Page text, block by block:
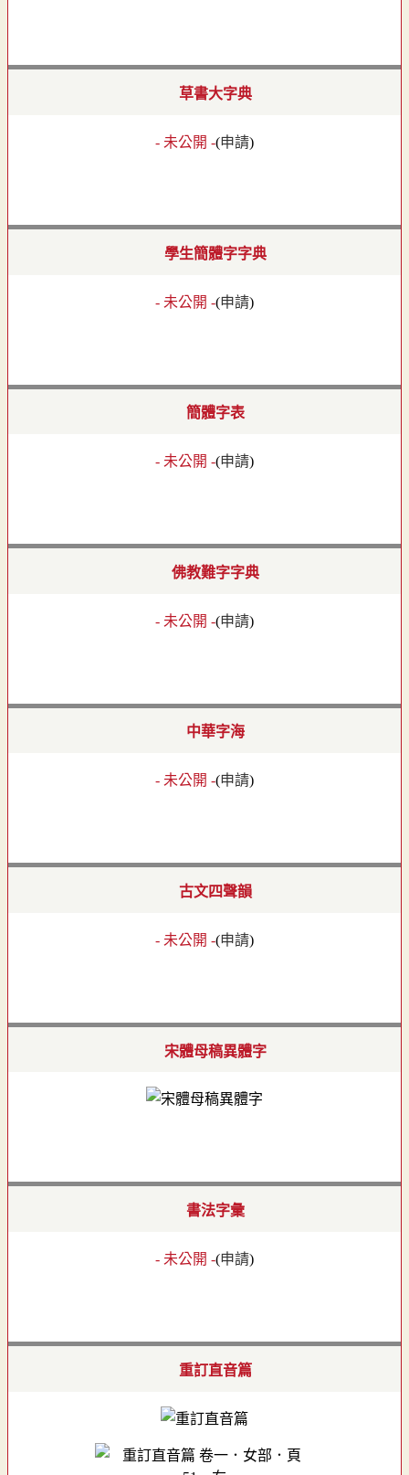
草書大字典
- 未公開 -(申請)
學生簡體字字典
- 未公開 -(申請)
簡體字表
- 未公開 -(申請)
佛教難字字典
- 未公開 -(申請)
中華字海
- 未公開 -(申請)
古文四聲韻
- 未公開 -(申請)
宋體母稿異體字
書法字彙
- 未公開 -(申請)
重訂直音篇